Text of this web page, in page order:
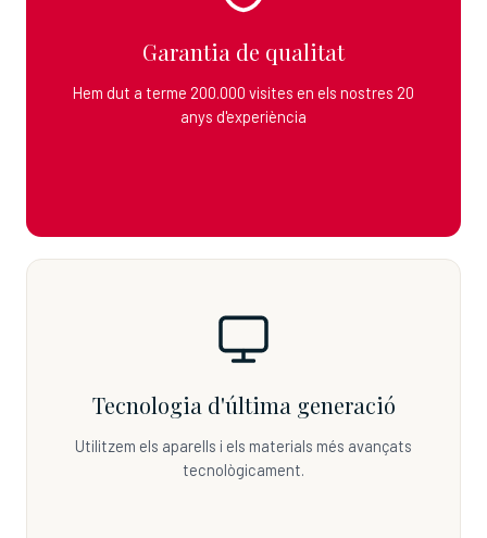
Garantia de qualitat
Hem dut a terme 200.000 visites en els nostres 20
anys d'experiència
Tecnologia d'última generació
Utilitzem els aparells i els materials més avançats
tecnològicament.